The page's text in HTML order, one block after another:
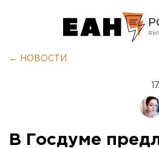
← НОВОСТИ
В Госдуме